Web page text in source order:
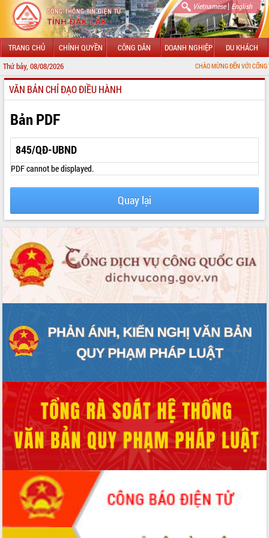
Vietnamese| English
TRANG CHỦ CHÍNH QUYỀN CÔNG DÂN DOANH NGHIỆP DU KHÁCH
Thứ bảy, 08/08/2026 CHÀO MỪNG ĐẾN VỚI CỔNG THÔNG
GIỚI THIỆU
LÃNH ĐẠO UBND TỈNH
TIN TỨC SỰ KIỆN
SỞ, BAN, NGÀNH
UBND CÁC XÃ, PHƯỜNG
THÔNG TIN CHỈ ĐẠO ĐIỀU HÀNH
VĂN BẢN HĐND TỈNH
ĐIỂM TIN VĂN BẢN
VĂN BẢN CHỈ ĐẠO ĐIỀU HÀNH
Bản PDF
845/QĐ-UBND
PDF cannot be displayed.
Quay lại